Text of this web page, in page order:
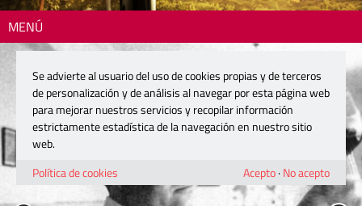
MENÚ
Se advierte al usuario del uso de cookies propias y de terceros
de personalización y de análisis al navegar por esta página web
para mejorar nuestros servicios y recopilar información
estrictamente estadística de la navegación en nuestro sitio
web.
Política de cookies
Acepto· No acepto